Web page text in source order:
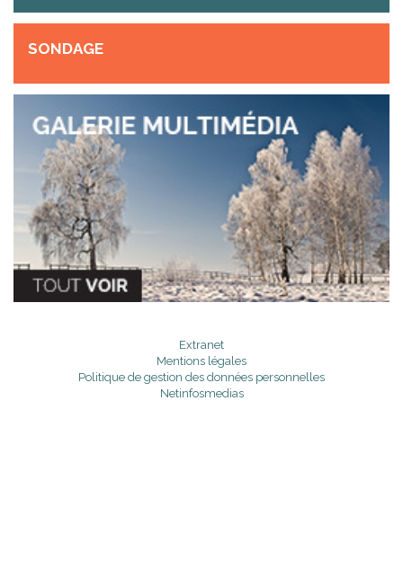
SONDAGE
Extranet
Mentions légales
Politique de gestion des données personnelles
Netinfosmedias